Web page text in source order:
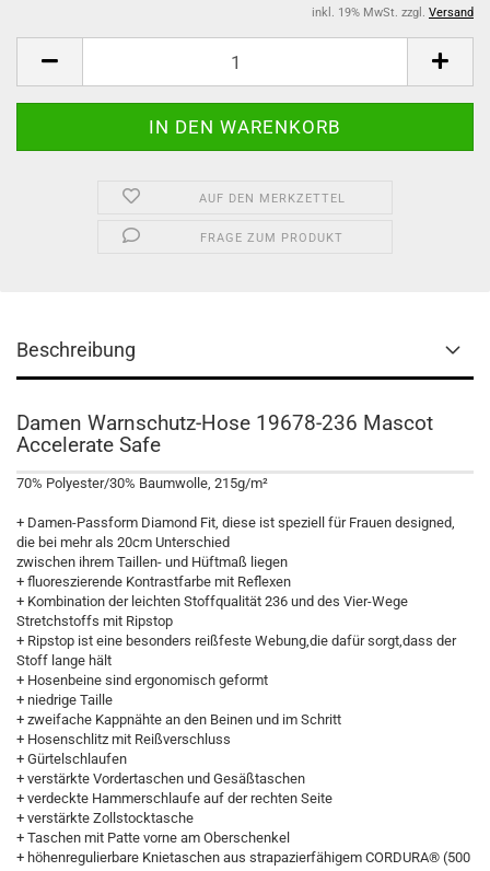
inkl. 19% MwSt. zzgl. Versand
AUF DEN MERKZETTEL
FRAGE ZUM PRODUKT
Beschreibung
Damen Warnschutz-Hose 19678-236 Mascot
Accelerate Safe
70% Polyester/30% Baumwolle, 215g/m²
+ Damen-Passform Diamond Fit, diese ist speziell für Frauen designed,
die bei mehr als 20cm Unterschied
zwischen ihrem Taillen- und Hüftmaß liegen
+ fluoreszierende Kontrastfarbe mit Reflexen
+ Kombination der leichten Stoffqualität 236 und des Vier-Wege
Stretchstoffs mit Ripstop
+ Ripstop ist eine besonders reißfeste Webung,die dafür sorgt,dass der
Stoff lange hält
+ Hosenbeine sind ergonomisch geformt
+ niedrige Taille
+ zweifache Kappnähte an den Beinen und im Schritt
+ Hosenschlitz mit Reißverschluss
+ Gürtelschlaufen
+ verstärkte Vordertaschen und Gesäßtaschen
+ verdeckte Hammerschlaufe auf der rechten Seite
+ verstärkte Zollstocktasche
+ Taschen mit Patte vorne am Oberschenkel
+ höhenregulierbare Knietaschen aus strapazierfähigem CORDURA® (500